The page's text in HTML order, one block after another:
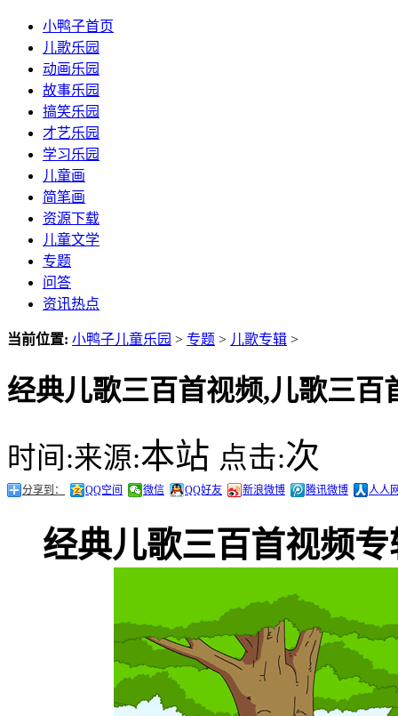
小鸭子首页
儿歌乐园
动画乐园
故事乐园
搞笑乐园
才艺乐园
学习乐园
儿童画
简笔画
资源下载
儿童文学
专题
问答
资讯热点
当前位置: 小鸭子儿童乐园 > 专题 > 儿歌专辑 >
经典儿歌三百首视频,儿歌三百
时间:来源:本站 点击:次
分享到： QQ空间 微信 QQ好友 新浪微博 腾讯微博 人人
经典儿歌三百首视频专